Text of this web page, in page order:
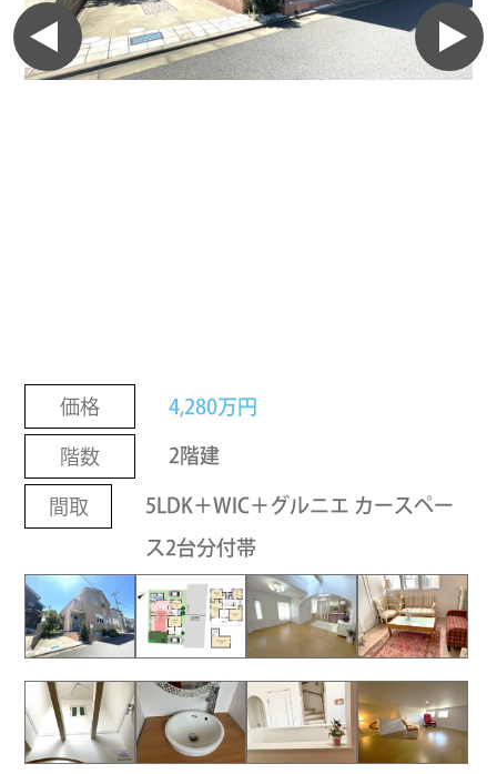
価格 4,280万円
階数 2階建
間取 5LDK＋WIC＋グルニエ カースペー
ス2台分付帯